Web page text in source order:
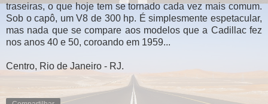
traseiras, o que hoje tem se tornado cada vez mais comum.
Sob o capô, um V8 de 300 hp. É simplesmente espetacular,
mas nada que se compare aos modelos que a Cadillac fez
nos anos 40 e 50, coroando em 1959...
Centro, Rio de Janeiro - RJ.